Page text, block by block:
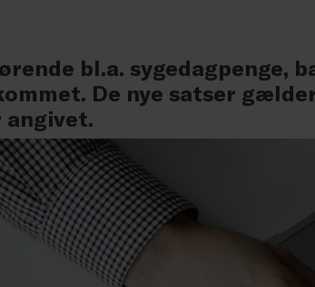
bl.a. sygedagpenge,
De nye satser
angivet.